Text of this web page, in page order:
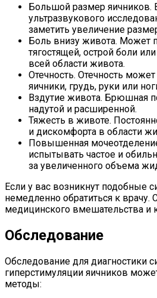
Большой размер яичников.
ультразвукового
заметить увеличение
Боль внизу живота. Может
тягостящей, острой боли
всей области живота.
Отечность. Отечность
яичники, грудь, руки или
Вздутие живота. Брюшная
надутой и расширенной.
Тяжесть в животе.
и дискомфорта в области
Повышенная
испытывать частое и
за увеличенного объема
Если у вас возникнут подобные
немедленно обратиться к врачу.
медицинского вмешательства и
Обследование
Обследование для диагностики
гиперстимуляции яичников
методы: